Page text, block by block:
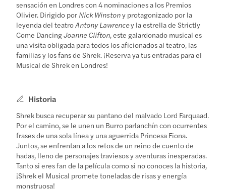
sensación en Londres con 4 nominaciones a los Premios
Olivier. Dirigido por Nick Winstony protagonizado por la
leyenda del teatroAntony Lawrencey la estrella de Strictly
Come DancingJoanne Clifton, este galardonado musical es
una visita obligada para todos los aficionados al teatro, las
familias y los fans de Shrek. ¡Reserva ya tus entradas para el
Musical de Shrek en Londres!
Historia
Shrek busca recuperar su pantano del malvado Lord Farquaad.
Por el camino, se le unen un Burro parlanchín con ocurrentes
frases de una sola línea y una aguerrida Princesa Fiona.
Juntos, se enfrentan a los retos de un reino de cuento de
hadas, lleno de personajes traviesos y aventuras inesperadas.
Tanto si eres fan de la película como si no conoces la historia,
¡Shrek el Musical promete toneladas de risas y energía
monstruosa!